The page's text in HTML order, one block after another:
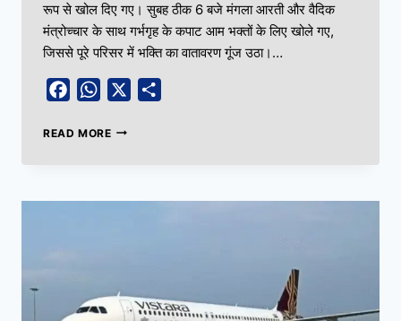
रूप से खोल दिए गए। सुबह ठीक 6 बजे मंगला आरती और वैदिक
मंत्रोच्चार के साथ गर्भगृह के कपाट आम भक्तों के लिए खोले गए,
जिससे पूरे परिसर में भक्ति का वातावरण गूंज उठा।…
FacebookWhatsApp
READ MORE